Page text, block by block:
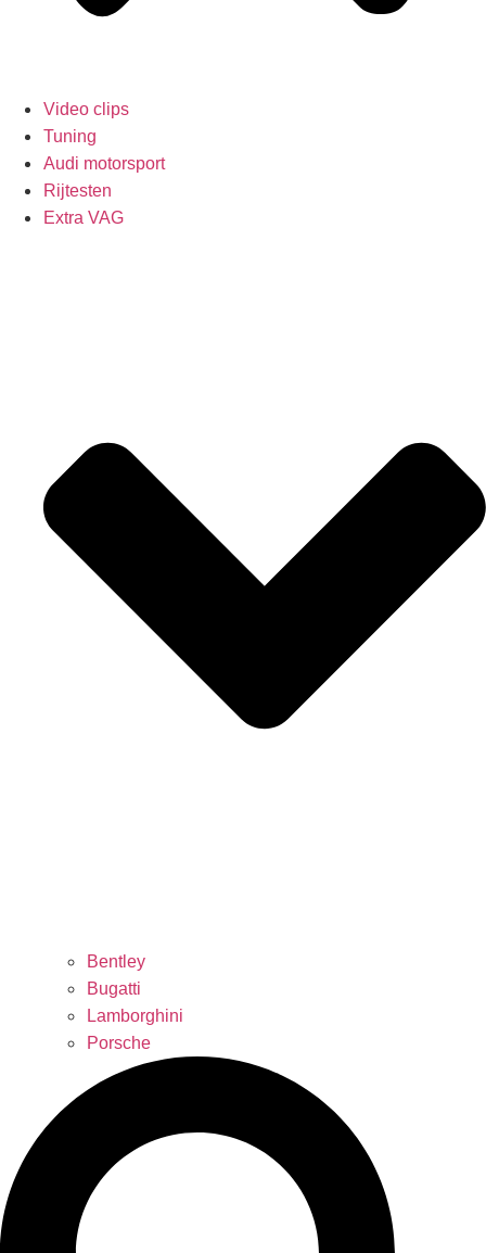
Video clips
Tuning
Audi motorsport
Rijtesten
Extra VAG
Bentley
Bugatti
Lamborghini
Porsche